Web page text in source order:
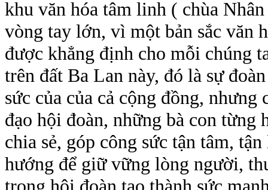
khu văn hóa tâm linh ( chùa
vòng tay lớn, vì một bản sắc văn
được khẳng định cho mỗi chúng
trên đất Ba Lan này, đó là sự
sức của của cả cộng đồng,
đạo hội đoàn, những bà con từng
chia sẻ, góp công sức tận tâm,
hướng để giữ vững lòng người,